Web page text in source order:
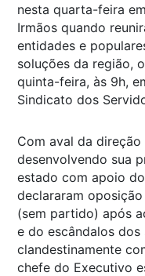
nesta quarta-feira
Irmãos quando
entidades e
soluções da região,
quinta-feira, às 9h,
Sindicato dos
Com aval da direção
desenvolvendo sua
estado com apoio
declararam
(sem partido) após
e do escândalos
clandestinamente
chefe do Executivo